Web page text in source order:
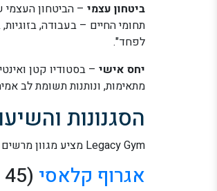
ביטחון עצמי – הביטחון העצמי
תחומי החיים – בעבודה,
לפחד".
יחס אישי – בסטודיו קטן
מתאימות, ונותנות תשומת לב
הסגנונות
Legacy Gym מציע מגוון מרשים של שיעורים, כל אחד עם המאפיינים שלו.
אגרוף קלאסי (45 דקות)